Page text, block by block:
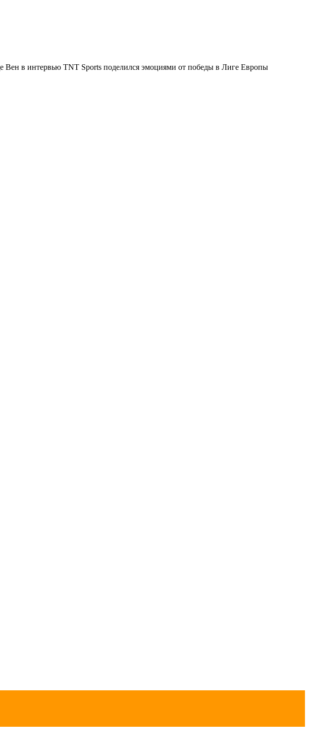
Вен в интервью TNT Sports поделился эмоциями от победы в Лиге Европы